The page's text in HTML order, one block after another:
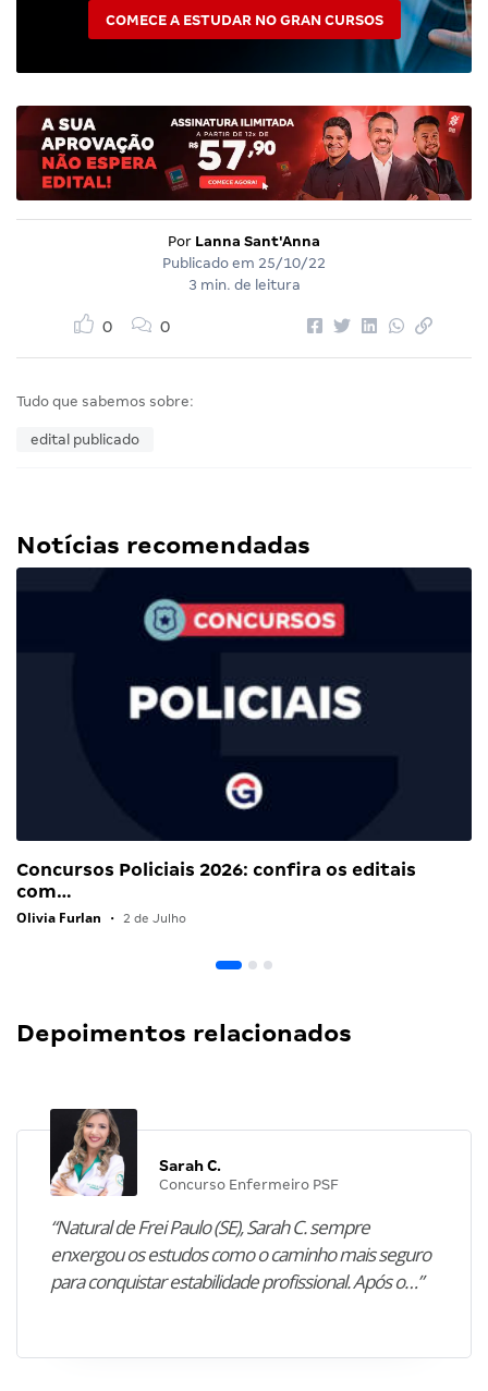
COMECE A ESTUDAR NO GRAN CURSOS
Por Lanna Sant'Anna
Publicado em 25/10/22
3 min. de leitura
0 0
Tudo que sabemos sobre:
edital publicado
Notícias recomendadas
Concursos Policiais 2026: confira os editais
com…
Olivia Furlan • 2 de Julho
Depoimentos relacionados
Sarah C.
Concurso Enfermeiro PSF
“Natural de Frei Paulo (SE), Sarah C. sempre
enxergou os estudos como o caminho mais seguro
para conquistar estabilidade profissional. Após o…”